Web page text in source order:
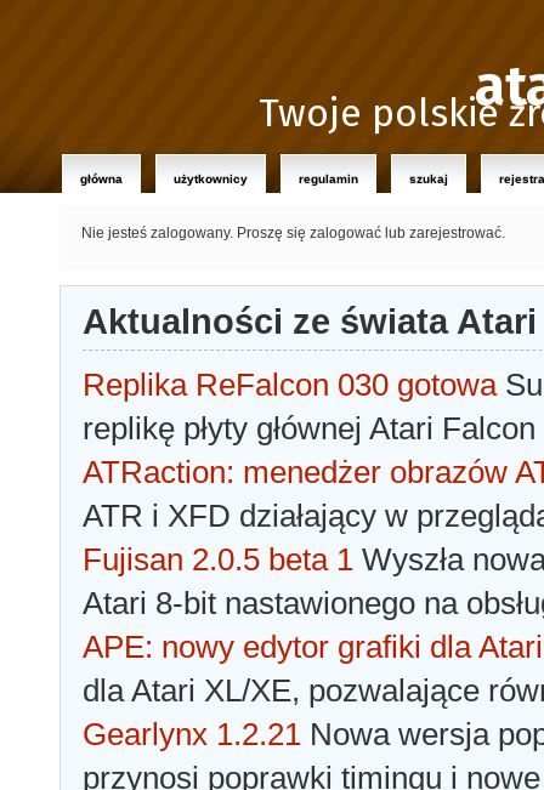
Twoje polskie
główna użytkownicy regulamin szukaj
Nie jesteś zalogowany. Proszę się zalogować lub zarejestrować.
Aktualności ze świata Atari
Replika ReFalcon 030 gotowa
replikę płyty głównej Atari
ATRaction: menedżer obrazów
ATR i XFD działający w
Fujisan 2.0.5 beta 1 Wyszła
Atari 8-bit nastawionego na
APE: nowy edytor grafiki dla Atari
dla Atari XL/XE, pozwalające
Gearlynx 1.2.21 Nowa wersja
przynosi poprawki timingu i